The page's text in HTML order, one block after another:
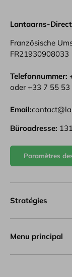
Lantaarns-
Französische
FR21930908033
Telefonnummer:
oder +33 7 55
Email:
Büroadresse:
Paramètres
Stratégies
Menu principal